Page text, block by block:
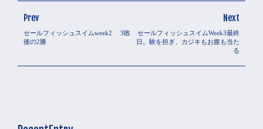
Prev
セールフィッシュスイムweek2 3敗
後の2勝
Next
セールフィッシュスイムWeek3最終
日。験を担ぎ、カジキもお腹も当た
る